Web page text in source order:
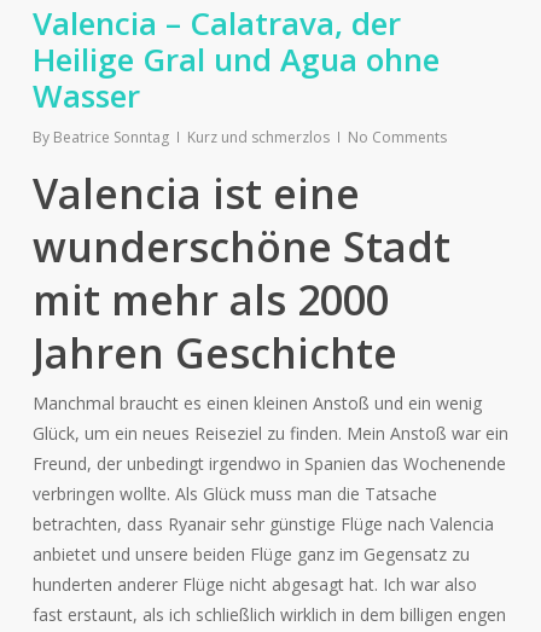
Valencia – Calatrava, der
Heilige Gral und Agua ohne
Wasser
By Beatrice Sonntag Kurz und schmerzlos No Comments
Valencia ist eine
wunderschöne Stadt
mit mehr als 2000
Jahren Geschichte
Manchmal braucht es einen kleinen Anstoß und ein wenig
Glück, um ein neues Reiseziel zu finden. Mein Anstoß war ein
Freund, der unbedingt irgendwo in Spanien das Wochenende
verbringen wollte. Als Glück muss man die Tatsache
betrachten, dass Ryanair sehr günstige Flüge nach Valencia
anbietet und unsere beiden Flüge ganz im Gegensatz zu
hunderten anderer Flüge nicht abgesagt hat. Ich war also
fast erstaunt, als ich schließlich wirklich in dem billigen engen